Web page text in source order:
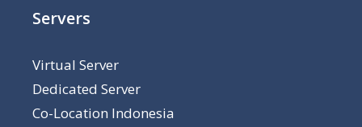
Servers
Virtual Server
Dedicated Server
Co-Location Indonesia